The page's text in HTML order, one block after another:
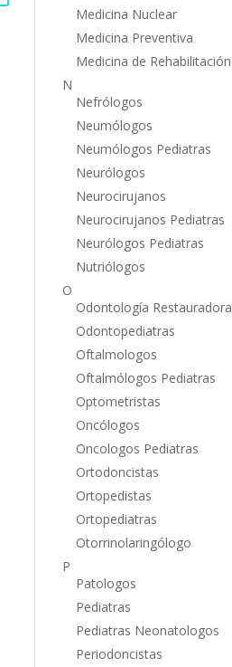
Medicina Nuclear
Medicina Preventiva
Medicina de Rehabilitación
N
Nefrólogos
Neumólogos
Neumólogos Pediatras
Neurólogos
Neurocirujanos
Neurocirujanos Pediatras
Neurólogos Pediatras
Nutriólogos
O
Odontología Restauradora
Odontopediatras
Oftalmologos
Oftalmólogos Pediatras
Optometristas
Oncólogos
Oncologos Pediatras
Ortodoncistas
Ortopedistas
Ortopediatras
Otorrinolaringólogo
P
Patologos
Pediatras
Pediatras Neonatologos
Periodoncistas